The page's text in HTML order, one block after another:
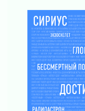
03 августа 2026
Новая
03 августа 2026
Часть
рассчитывать
03 августа 2026
За сутки в
03 августа 2026